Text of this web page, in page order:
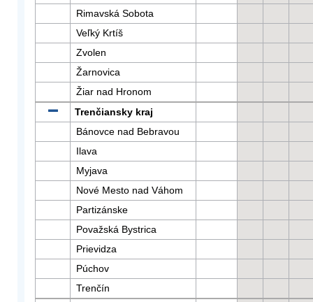
Rimavská Sobota
Veľký Krtíš
Zvolen
Žarnovica
Žiar nad Hronom
Trenčiansky kraj
Bánovce nad Bebravou
Ilava
Myjava
Nové Mesto nad Váhom
Partizánske
Považská Bystrica
Prievidza
Púchov
Trenčín